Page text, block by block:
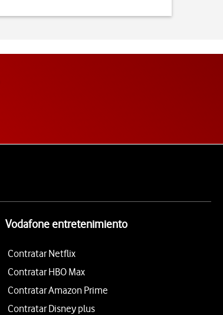
Vodafone entretenimiento
Contratar Netflix
Contratar HBO Max
Contratar Amazon Prime
Contratar Disney plus